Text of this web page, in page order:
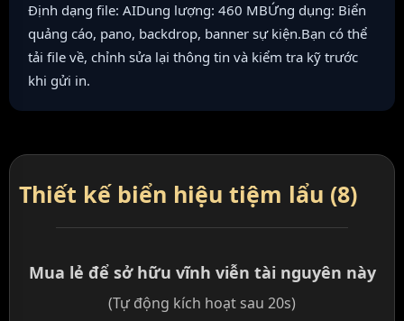
Định dạng file: AIDung lượng: 460 MBỨng dụng: Biển
quảng cáo, pano, backdrop, banner sự kiện.Bạn có thể
tải file về, chỉnh sửa lại thông tin và kiểm tra kỹ trước
khi gửi in.
Thiết kế biển hiệu tiệm lẩu (8)
Mua lẻ để sở hữu vĩnh viễn tài nguyên này
(Tự động kích hoạt sau 20s)